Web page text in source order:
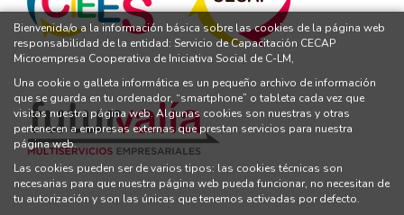
Bienvenida/o a la información básica sobre las cookies de la página web
responsabilidad de la entidad: Servicio de Capacitación CECAP
Microempresa Cooperativa de Iniciativa Social de C-LM,
Una cookie o galleta informática es un pequeño archivo de información
que se guarda en tu ordenador, “smartphone” o tableta cada vez que
visitas nuestra página web. Algunas cookies son nuestras y otras
pertenecen a empresas externas que prestan servicios para nuestra
página web.
Las cookies pueden ser de varios tipos: las cookies técnicas son
necesarias para que nuestra página web pueda funcionar, no necesitan de
tu autorización y son las únicas que tenemos activadas por defecto.